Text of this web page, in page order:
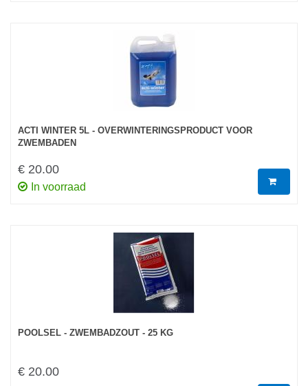
ACTI WINTER 5L - OVERWINTERINGSPRODUCT VOOR
ZWEMBADEN
€ 20.00
In voorraad
POOLSEL - ZWEMBADZOUT - 25 KG
€ 20.00